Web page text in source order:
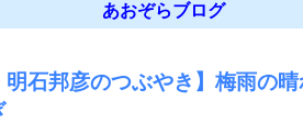
あおぞらブログ
石邦彦のつぶやき】梅雨の晴